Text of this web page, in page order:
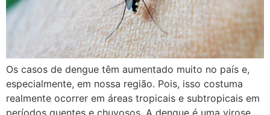
Os casos de dengue têm aumentado muito no país e,
especialmente, em nossa região. Pois, isso costuma
realmente ocorrer em áreas tropicais e subtropicais em
períodos quentes e chuvosos. A dengue é uma virose